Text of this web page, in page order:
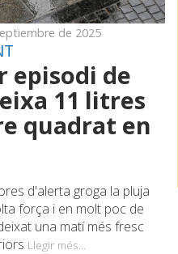
de 2025
episodi de
11 litres
quadrat en
d'alerta groga la pluja
força i en molt poc de
una matí més fresc
Llegir més...